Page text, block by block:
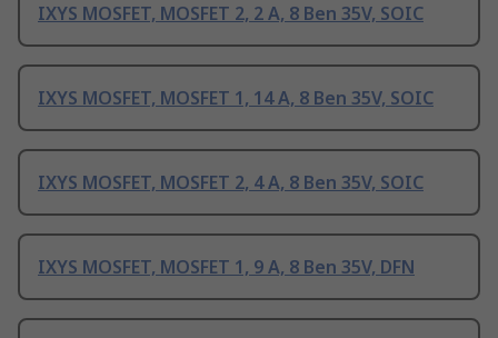
IXYS MOSFET, MOSFET 2, 2 A, 8 Ben 35V, SOIC
IXYS MOSFET, MOSFET 1, 14 A, 8 Ben 35V, SOIC
IXYS MOSFET, MOSFET 2, 4 A, 8 Ben 35V, SOIC
IXYS MOSFET, MOSFET 1, 9 A, 8 Ben 35V, DFN